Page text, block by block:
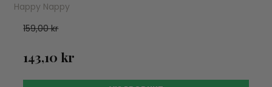
Happy Nappy
159,00 kr
143,10 kr